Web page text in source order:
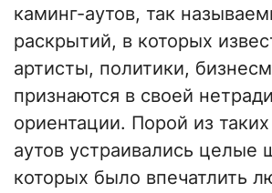
каминг-аутов, так
раскрытий, в которых
артисты, политики,
признаются в своей
ориентации. Порой из
аутов устраивались целые
которых было впечатлить